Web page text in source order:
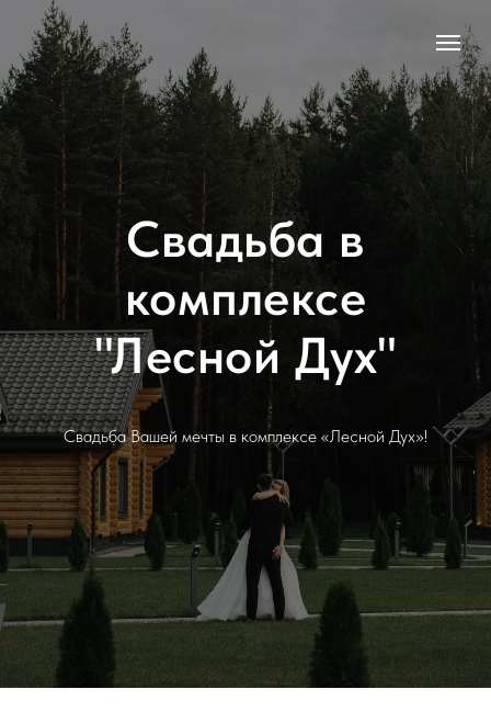
Свадьба в
комплексе
"Лесной Дух"
Свадьба Вашей мечты в комплексе «Лесной Дух»!